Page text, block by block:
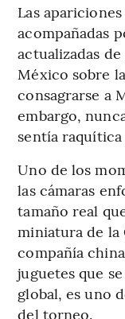
Las
acompañadas
actualizadas
México sobre
consagrarse a
embargo,
sentía
Uno de los
las cámaras
tamaño real
miniatura de la
compañía
juguetes que
global, es uno
del torneo.